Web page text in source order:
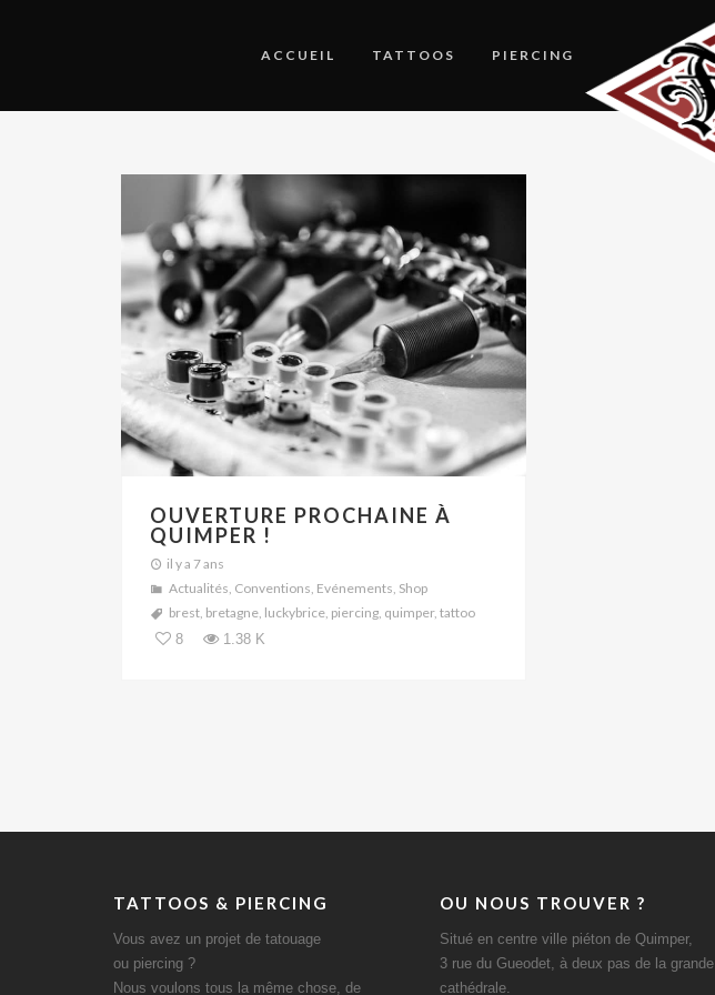
ACCUEIL TATTOOS PIERCING
OUVERTURE PROCHAINE À
QUIMPER !
il y a 7 ans
Actualités Conventions Evénements Shop
brest, bretagne, luckybrice, piercing, quimper, tattoo
8
1.38 K
TATTOOS & PIERCING
Vous avez un projet de tatouage
ou piercing ?
Nous voulons tous la même chose, de
OU NOUS TROUVER ?
Situé en centre ville piéton de Quimper,
3 rue du Gueodet, à deux pas de la grande
cathédrale.